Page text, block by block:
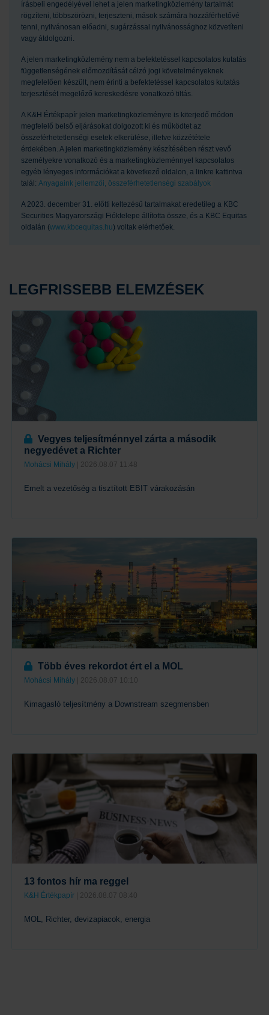
írásbeli engedélyével lehet a jelen marketingközlemény tartalmát
rögzíteni, többszörözni, terjeszteni, mások számára hozzáférhetővé
tenni, nyilvánosan előadni, sugárzással nyilvánossághoz közvetíteni
vagy átdolgozni.
A jelen marketingközlemény nem a befektetéssel kapcsolatos kutatás
függetlenségének előmozdítását célzó jogi követelményeknek
megfelelően készült, nem érinti a befektetéssel kapcsolatos kutatás
terjesztését megelőző kereskedésre vonatkozó tiltás.
A K&H Értékpapír jelen marketingközleményre is kiterjedő módon
megfelelő belső eljárásokat dolgozott ki és működtet az
összeférhetetlenségi esetek elkerülése, illetve közzététele
érdekében. A jelen marketingközlemény készítésében részt vevő
személyekre vonatkozó és a marketingközleménnyel kapcsolatos
egyéb lényeges információkat a következő oldalon, a linkre kattintva
talál: Anyagaink jellemzői, összeférhetetlenségi szabályok
A 2023. december 31. előtti keltezésű tartalmakat eredetileg a KBC
Securities Magyarországi Fióktelepe állította össze, és a KBC Equitas
oldalán (www.kbcequitas.hu) voltak elérhetőek.
LEGFRISSEBB ELEMZÉSEK
Vegyes teljesítménnyel zárta a második
negyedévet a Richter
Mohácsi Mihály | 2026.08.07 11:48
Emelt a vezetőség a tisztított EBIT várakozásán
Több éves rekordot ért el a MOL
Mohácsi Mihály | 2026.08.07 10:10
Kimagasló teljesítmény a Downstream szegmensben
13 fontos hír ma reggel
K&H Értékpapír | 2026.08.07 08:40
MOL, Richter, devizapiacok, energia